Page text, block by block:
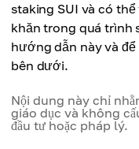
staking SUI và có
khăn trong quá trình
hướng dẫn này và
bên dưới.
Nội dung này chỉ
giáo dục và không
đầu tư hoặc pháp lý.